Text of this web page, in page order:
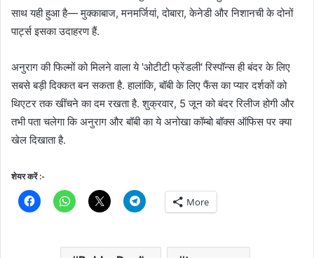
साथ यही हुआ है— मुक्काबाज, मनमर्जियां, दोबारा, केनेडी और निशानची के दोनों
पार्ट्स इसका उदाहरण हैं.
अनुराग की फिल्मों को मिलने वाला ये 'ओटीटी फ्रेंडली' रिस्पॉन्स ही बंदर के लिए
सबसे बड़ी दिक्कत बन सकता है. हालांकि, बॉबी के लिए फैंस का प्यार दर्शकों को
थिएटर तक खींचने का दम रखता है. शुक्रवार, 5 जून को बंदर रिलीज होगी और
तभी पता चलेगा कि अनुराग और बॉबी का ये अनोखा कॉम्बो बॉक्स ऑफिस पर क्या
खेल दिखाता है.
शेयर करें :-
More